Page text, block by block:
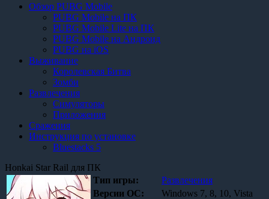
Обзор PUBG Mobile
PUBG Mobile на ПК
PUBG Mobile Lite на ПК
PUBG Mobile на Андроид
PUBG на iOS
Выживание
Королевская Битва
Зомби
Развлечения
Симуляторы
Приложения
Сражения
Инструкция по установке
Bluestacks 5
Honkai Star Rail для ПК
Тип игры:
Развлечения
Версии OC:
Windows 7, 8, 10, Vista